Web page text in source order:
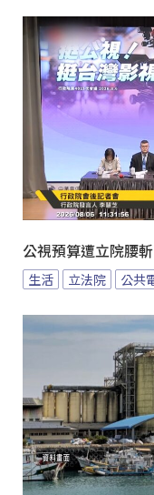
公視預算遭立院腰
生活 立法院 公共